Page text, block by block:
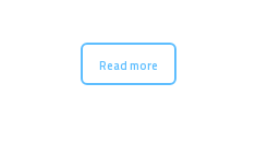
Read more